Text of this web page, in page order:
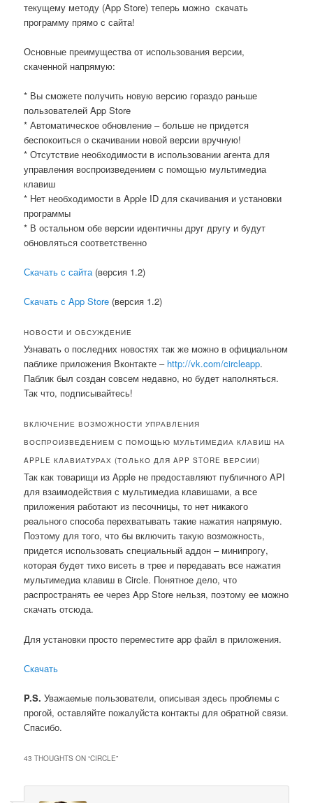
текущему методу (App Store) теперь можно скачать
программу прямо с сайта!
Основные преимущества от использования версии,
скаченной напрямую:
* Вы сможете получить новую версию гораздо раньше
пользователей App Store
* Автоматическое обновление – больше не придется
беспокоиться о скачивании новой версии вручную!
* Отсутствие необходимости в использовании агента для
управления воспроизведением с помощью мультимедиа
клавиш
* Нет необходимости в Apple ID для скачивания и установки
программы
* В остальном обе версии идентичны друг другу и будут
обновляться соответственно
Скачать с сайта(версия 1.2)
Скачать с App Store (версия 1.2)
НОВОСТИ И ОБСУЖДЕНИЕ
Узнавать о последних новостях так же можно в официальном
паблике приложения Вконтакте – http://vk.com/circleapp.
Паблик был создан совсем недавно, но будет наполняться.
Так что, подписывайтесь!
ВКЛЮЧЕНИЕ ВОЗМОЖНОСТИ УПРАВЛЕНИЯ
ВОСПРОИЗВЕДЕНИЕМ С ПОМОЩЬЮ МУЛЬТИМЕДИА КЛАВИШ НА
APPLE КЛАВИАТУРАХ (ТОЛЬКО ДЛЯ APP STORE ВЕРСИИ)
Так как товарищи из Apple не предоставляют публичного API
для взаимодействия с мультимедиа клавишами, а все
приложения работают из песочницы, то нет никакого
реального способа перехватывать такие нажатия напрямую.
Поэтому для того, что бы включить такую возможность,
придется использовать специальный аддон – минипрогу,
которая будет тихо висеть в трее и передавать все нажатия
мультимедиа клавиш в Circle. Понятное дело, что
распространять ее через App Store нельзя, поэтому ее можно
скачать отсюда.
Для установки просто переместите app файл в приложения.
Скачать
P.S. Уважаемые пользователи, описывая здесь проблемы с
прогой, оставляйте пожалуйста контакты для обратной связи.
Спасибо.
43 THOUGHTS ON “CIRCLE”